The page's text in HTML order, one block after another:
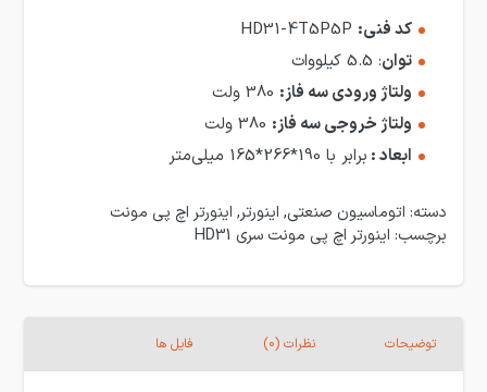
کد فنی:
توان: 5.5 کیلووات
ولتاژ ورودی سه فاز:
ولتاژ خروجی سه فاز:
ابعاد : برابر با 190*266*165 میلی‌متر
دسته: اتوماسیون صنعتی, اینورتر, اینورتر اچ پی مونت
برچسب: اینورتر اچ پی مونت سری HD31
توضیحات نظرات (0) فایل ها